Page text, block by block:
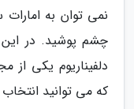
نمی توان به
چشم پوشید. در
دلفیناریوم یکی
که می توانید